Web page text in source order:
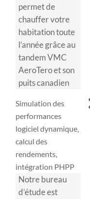
permet de
chauffer votre
habitation toute
l’année grâce au
tandem VMC
AeroTero et son
puits canadien
Simulation des
performances
logiciel dynamique,
calcul des
rendements,
intégration PHPP
Notre bureau
d’étude est